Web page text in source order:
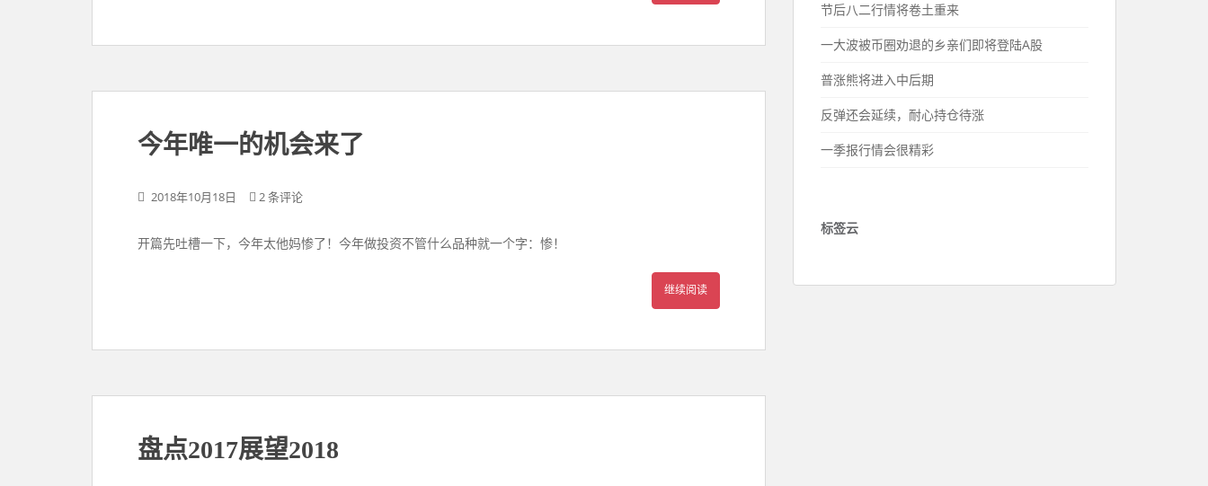
今年唯一的机会来了
2018年10月18日 2 条评论
开篇先吐槽一下，今年太他妈惨了！今年做投资不管什么品种就一个字：惨！
继续阅读
盘点2017展望2018
节后八二行情将卷土重来
一大波被币圈劝退的乡亲们即将登陆A股
普涨熊将进入中后期
反弹还会延续，耐心持仓待涨
一季报行情会很精彩
标签云